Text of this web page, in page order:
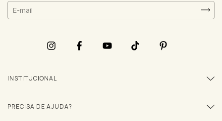
INSTITUCIONAL
PRECISA DE AJUDA?